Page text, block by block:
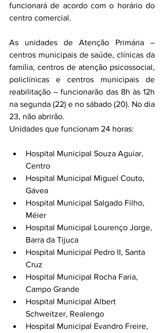
funcionará de acordo com o horário do
centro comercial.
As unidades de Atenção Primária –
centros municipais de saúde, clínicas da
família, centros de atenção psicossocial,
policlínicas e centros municipais de
reabilitação – funcionarão das 8h às 12h
na segunda (22) e no sábado (20). No dia
23, não abrirão.
Unidades que funcionam 24 horas:
Hospital Municipal Souza Aguiar,
Centro
Hospital Municipal Miguel Couto,
Gávea
Hospital Municipal Salgado Filho,
Méier
Hospital Municipal Lourenço Jorge,
Barra da Tijuca
Hospital Municipal Pedro II, Santa
Cruz
Hospital Municipal Rocha Faria,
Campo Grande
Hospital Municipal Albert
Schweitzer, Realengo
Hospital Municipal Evandro Freire,